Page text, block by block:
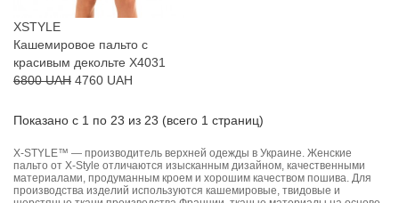
XSTYLE
Кашемировое пальто с
красивым декольте X4031
6800 UAH 4760 UAH
Показано с 1 по 23 из 23 (всего 1 страниц)
X-STYLE™ — производитель верхней одежды в Украине. Женские
пальто от X-Style отличаются изысканным дизайном, качественными
материалами, продуманным кроем и хорошим качеством пошива. Для
производства изделий используются кашемировые, твидовые и